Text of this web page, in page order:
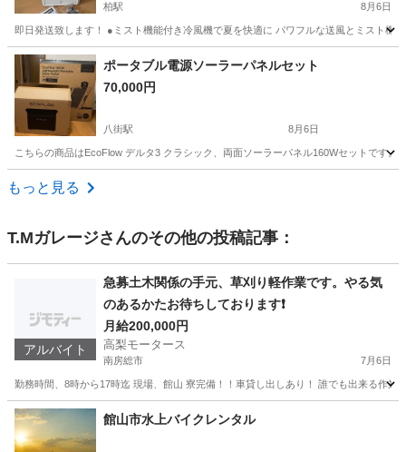
柏駅 8月6日
即日発送致します！ ●ミスト機能付き冷風機で夏を快適に パワフルな送風とミスト
千葉 柏市 柏駅 季節、空調家電
ポータブル電源ソーラーパネルセット
70,000円
八街駅 8月6日
こちらの商品はEcoFlow デルタ3 クラシック、両面ソーラーパネル160Wセットです
千葉 八街市
もっと見る
T.Mガレージさんのその他の投稿記事：
アルバイト
急募土木関係の手元、草刈り軽作業です。やる気
のあるかたお待ちしております❗
月給200,000円
高梨モータース
南房総市 7月6日
勤務時間、8時から17時迄 現場、館山 寮完備！！車貸し出しあり！ 誰でも出来る作
千葉 南房総市 その他 手元
館山市水上バイクレンタル